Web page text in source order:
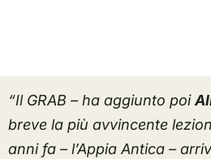
“Il GRAB – ha aggiunto poi
breve la più avvincente
anni fa – l’Appia Antica –